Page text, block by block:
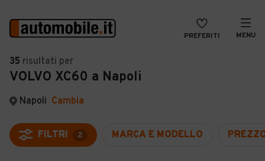
PREFERITI MENU
Auto
Auto usate
Auto Km 0
Auto Nuove
VENDI
MAGAZINE
ACCEDI
35 risultati per
VOLVO XC60 a Napoli
Napoli Cambia
FILTRI 2 MARCA E MODELLO